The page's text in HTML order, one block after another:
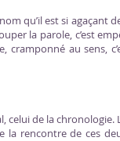
qu’il est si agaçant
la parole, c’est
au sens,
de la chronologie.
la rencontre de ces